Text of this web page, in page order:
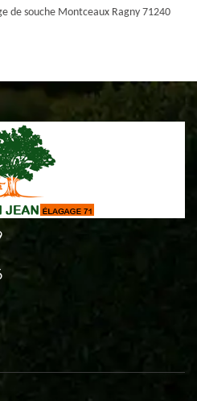
de souche Montceaux Ragny 71240